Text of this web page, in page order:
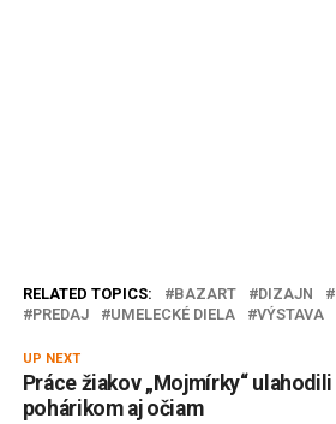
RELATED TOPICS: BAZART DIZAJN
PREDAJ
UMELECKÉ DIELA VÝSTAVA
UP NEXT
Práce žiakov „Mojmírky“
pohárikom aj očiam